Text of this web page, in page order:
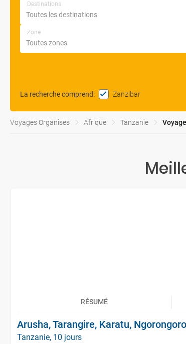
Destinations
Zone
La recherche comprend: Zanzibar
Voyages Organises Afrique Tanzanie
RÉSUMÉ
Arusha, Tarangire, Karatu,
Tanzanie, 10 jours